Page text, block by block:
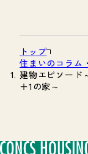
トップ
住まいのコラム
建物エピソード
＋1の家～